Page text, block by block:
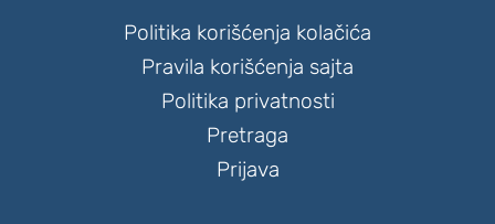
Politika korišćenja kolačića
Pravila korišćenja sajta
Politika privatnosti
Pretraga
Prijava